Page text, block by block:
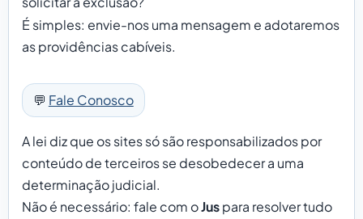
É simples: envie-nos uma mensagem e adotaremos
as providências cabíveis.
💬 Fale Conosco
A lei diz que os sites só são responsabilizados por
conteúdo de terceiros se desobedecer a uma
determinação judicial.
Não é necessário: fale com oJuspara resolver tudo